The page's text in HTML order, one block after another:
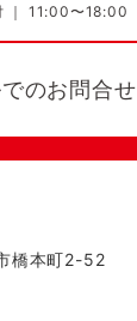
｜ 11:00〜18:00
のお問合せ
橋本町2-52